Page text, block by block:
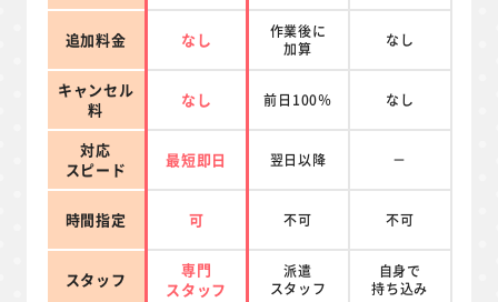
追加料金 なし
作業後に
加算
なし
キャンセル
料
なし 前日100％ なし
対応
スピード
最短即日 翌日以降 －
時間指定 可 不可 不可
スタッフ
専門
スタッフ
派遣
スタッフ
自身で
持ち込み